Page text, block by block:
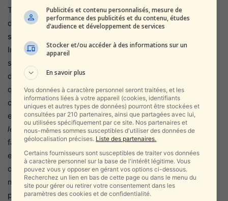
Toutes les fois qu’Israël s’est retrouvé en guerre contre
des Etats arabes -Egypte, Syrie, Jordanie, Irak …- il est
sorti triomphant. En ce moment, il a la maîtrise du ciel en
Iran. On peut dire qu’il a quasiment triomphé de la
satanocratie des proxys dirigés par les mollahs. La place
d’Israël sur le plan militaire est la 8ème. Mais il n’y a pas
que l’armée pour définir la supériorité d’un peuple. Israël,
c’est 60% de désert et bien ce pays si minuscule arrive à
exporter des fruits et des légumes. Comme on dit :« Faut
le faire quand même ! ».Israël à la maîtrise de l’eau de
façon remarquable. Enfin, sur le plan technologique, Israël
est en pointe. On dit que c’est« la Start-Up Nation ».Il est
considéré comme le 2ème écosystème de start-up au
monde. Il détient l’un des plus grands nombre de start-up
par habitant.Il a l’un des taux de chercheurs par habitant
Publicités et contenu personnalisés, mesure de
performance des publicités et du contenu, études
d’audience et développement de services
Stocker et/ou accéder à des informations sur un
appareil
En savoir plus
Vos données à caractère personnel seront traitées, et les
informations liées à votre appareil (cookies, identifiants
uniques et autres types de données) pourront être stockées et
consultées par 210 partenaires, ainsi que partagées avec lui,
ou utilisées spécifiquement par ce site. Nos partenaires et
nous-mêmes sommes susceptibles d'utiliser des données de
géolocalisation précises. Liste des partenaires.
Certains fournisseurs sont susceptibles de traiter vos données
à caractère personnel sur la base de l'intérêt légitime. Vous
pouvez vous y opposer en gérant vos options ci-dessous.
Recherchez un lien en bas de cette page ou dans le menu du
site pour gérer ou retirer votre consentement dans les
paramètres des cookies et de confidentialité.